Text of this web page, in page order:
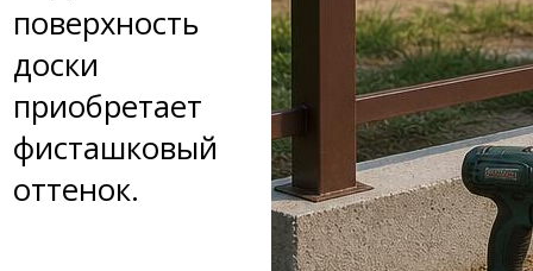
поверхность
доски
приобретает
фисташковый
оттенок.